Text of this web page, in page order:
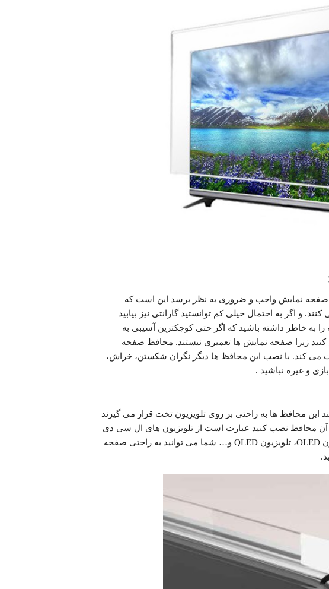
صفحه نمایش واجب و ضروری به نظر برسد این است که
و اگر به احتمال خیلی کم توانستید گارانتی نیز بیابید
را به خاطر داشته باشید که اگر حتی کوچکترین آسیبی به
زیرا صفحه نمایش ها تعمیری نیستند. محافظ صفحه
می کند. با نصب این محافظ ها دیگر نگران شکستن، خراش،
و غیره نباشید .
محافظ ها به راحتی بر روی تلویزیون تخت قرار می گیرند
آن محافظ نصب کنید عبارت است از تلویزیون های ال سی دی
، ال ای دی ، ۳ بعدی، تلویزیون منحنی، تلویزیون OLED، تلویزیون QLED و… شما می توانید به راحتی صفحه